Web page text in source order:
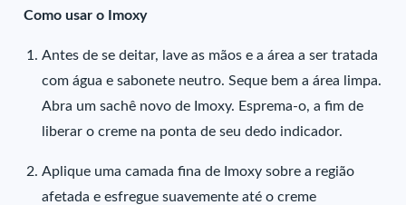
Como usar o Imoxy
Antes de se deitar, lave as mãos e a área a ser tratada
com água e sabonete neutro. Seque bem a área limpa.
Abra um sachê novo de Imoxy. Esprema-o, a fim de
liberar o creme na ponta de seu dedo indicador.
Aplique uma camada fina de Imoxy sobre a região
afetada e esfregue suavemente até o creme